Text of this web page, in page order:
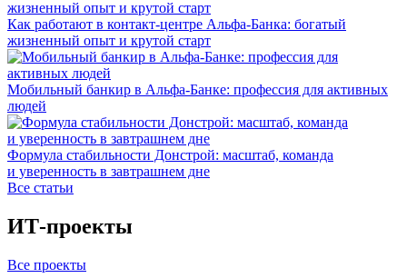
Как работают в контакт-центре Альфа-Банка: богатый
жизненный опыт и крутой старт
Мобильный банкир в Альфа-Банке: профессия для активных
людей
Формула стабильности Донстрой: масштаб, команда
и уверенность в завтрашнем дне
Все статьи
ИТ-проекты
Все проекты